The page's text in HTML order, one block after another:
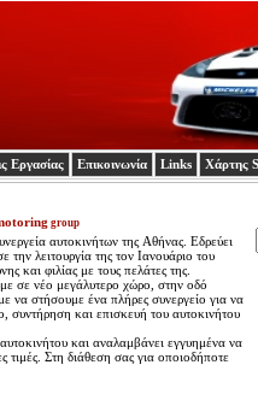
Εργασίας Επικοινωνία Links Χάρτης
αυτοκινήτων της Aθήνας. Εδρεύει
την λειτουργία της τον Ιανουάριο του
και φιλίας με τους πελάτες της.
σε νέο μεγάλυτερο χώρο, στην οδό
στήσουμε ένα πλήρες συνεργείο για να
συντήρηση και επισκευή του αυτοκινήτου
και αναλαμβάνει εγγυημένα να
τιμές. Στη διάθεση σας για οποιοδήποτε
group